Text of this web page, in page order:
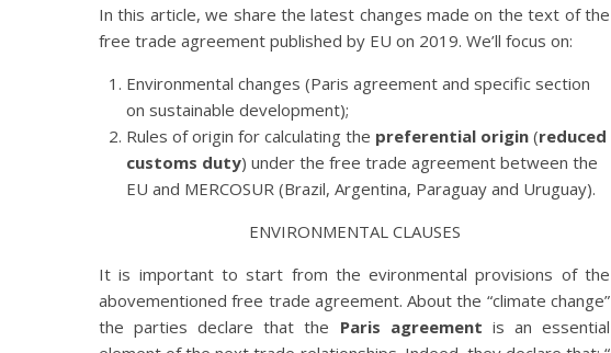
In this article, we share the latest changes made on the text of the
free trade agreement published by EU on 2019. We’ll focus on:
Environmental changes (Paris agreement and specific section
on sustainable development);
Rules of origin for calculating the preferential origin (reduced
customs duty) under the free trade agreement between the
EU and MERCOSUR (Brazil, Argentina, Paraguay and Uruguay).
ENVIRONMENTAL CLAUSES
It is important to start from the evironmental provisions of the
abovementioned free trade agreement. About the “climate change”
the parties declare that the Paris agreement is an essential